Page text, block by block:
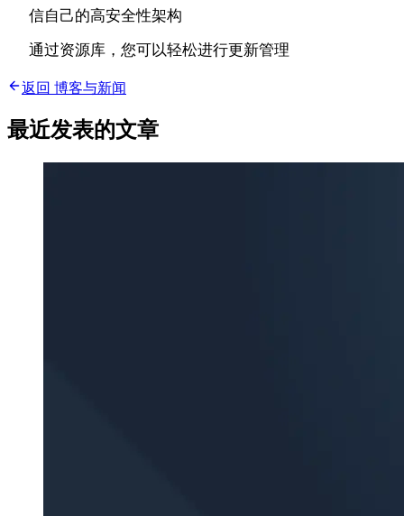
信自己的高安全性架构
通过资源库，您可以轻松进行更新管理
返回 博客与新闻
最近发表的文章